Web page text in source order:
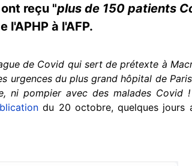
reçu "plus de 150 patients
l'APHP à l'AFP.
de Covid qui sert de prétexte à
urgences du plus grand hôpital de
ni pompier avec des malades
du 20 octobre, quelques jours